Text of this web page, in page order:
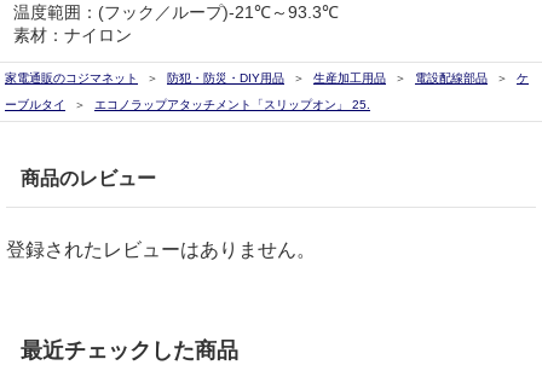
温度範囲：(フック／ループ)-21℃～93.3℃
素材：ナイロン
家電通販のコジマネット 防犯・防災・DIY用品 生産加工用品 電設配線部品
ケ
ーブルタイ
エコノラップアタッチメント「スリップオン」 25.
商品のレビュー
登録されたレビューはありません。
最近チェックした商品